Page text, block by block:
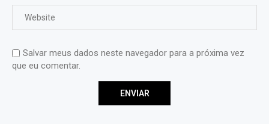
Salvar meus dados neste navegador para a próxima vez
que eu comentar.